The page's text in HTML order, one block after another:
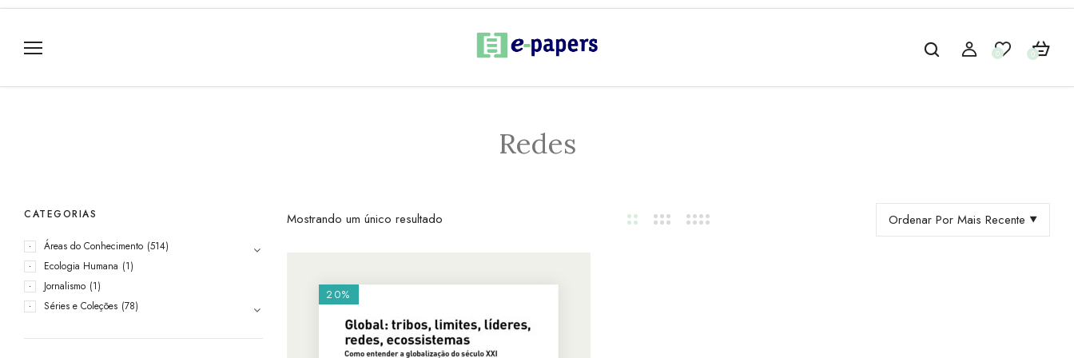
0 0
Redes
CATEGORIAS
Áreas do Conhecimento (514)
Ecologia Humana (1)
Jornalismo (1)
Séries e Coleções (78)
Mostrando um único resultado Ordenar Por Mais Recente
20%